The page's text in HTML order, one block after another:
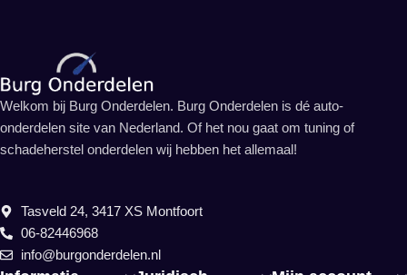
Welkom bij Burg Onderdelen. Burg Onderdelen is dé auto-
onderdelen site van Nederland. Of het nou gaat om tuning of
schadeherstel onderdelen wij hebben het allemaal!
Tasveld 24, 3417 XS Montfoort
06-82446968
info@burgonderdelen.nl